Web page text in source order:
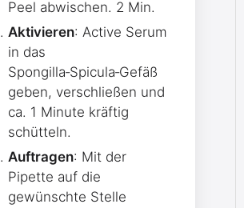
Peel abwischen. 2 Min.
Aktivieren: Active Serum
in das
Spongilla‑Spicula‑Gefäß
geben, verschließen und
ca. 1 Minute kräftig
schütteln.
Auftragen: Mit der
Pipette auf die
gewünschte Stelle